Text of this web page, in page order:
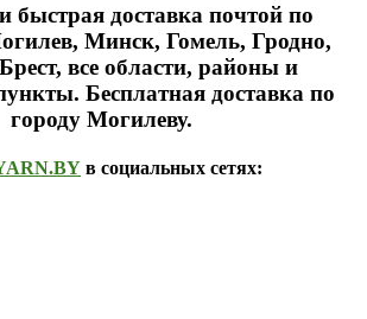
быстрая доставка почтой по
Минск, Гомель, Гродно,
все области, районы и
. Бесплатная доставка по
городу Могилеву.
в социальных сетях: